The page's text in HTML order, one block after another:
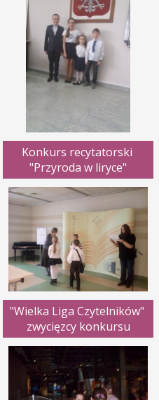
Konkurs recytatorski
"Przyroda w liryce"
"Wielka Liga Czytelników"
zwycięzcy konkursu